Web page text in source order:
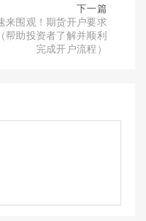
下一篇
来围观！期货开户要求
（帮助投资者了解并顺利
完成开户流程）